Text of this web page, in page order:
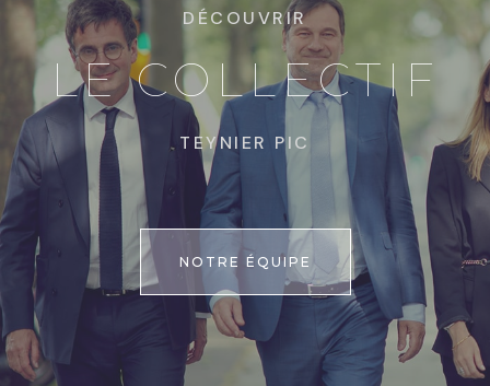
DÉCOUVRIR
LE COLLECTIF
TEYNIER PIC
NOTRE ÉQUIPE